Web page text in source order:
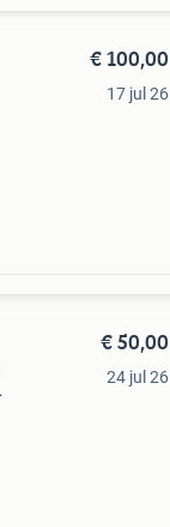
€ 100,00
17 jul 26
€ 50,00
24 jul 26